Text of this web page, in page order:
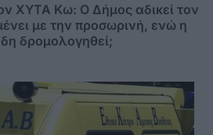
ΧΥΤΑ Kω: Ο Δήμος αδικεί τον
με την προσωρινή, ενώ η
δρομολογηθεί;